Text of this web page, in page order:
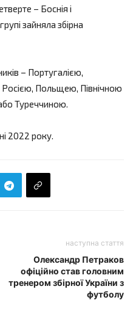
– Боснія і
зайняла збірна
– Португалією,
Польщею, Північною
Туреччиною.
2022 року.
наступна стаття
Олександр Петраков
офіційно став головним
тренером збірної України з
футболу